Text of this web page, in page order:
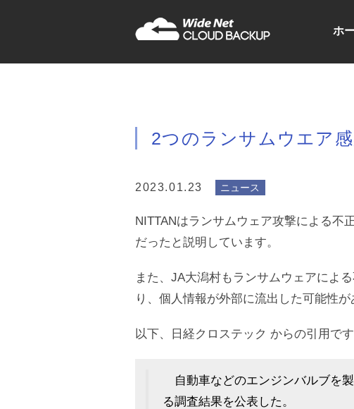
ホ
2つのランサムウエア
2023.01.23 ニュース
NITTANはランサムウェア攻撃による不
だったと説明しています。
また、JA大潟村もランサムウェアによ
り、個人情報が外部に流出した可能性が
以下、日経クロステック からの引用です
自動車などのエンジンバルブを
る調査結果を公表した。